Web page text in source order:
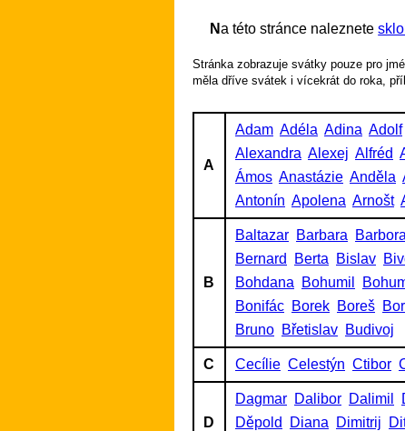
Na této stránce naleznete
Stránka zobrazuje svátky pouze pro
měla dříve svátek i vícekrát do roka,
A
Adam Adéla Adina Adolf
Alexandra Alexej Alfréd
Ámos Anastázie Anděla
Antonín Apolena Arnošt
B
Baltazar Barbara Barbora
Bernard
Berta Bislav
Bohdana
Bohumil
Bonifác Borek Boreš
Bruno Břetislav Budivoj
C Cecílie Celestýn Ctibor
D
Dagmar Dalibor Dalimil
Děpold
Diana Dimitrij